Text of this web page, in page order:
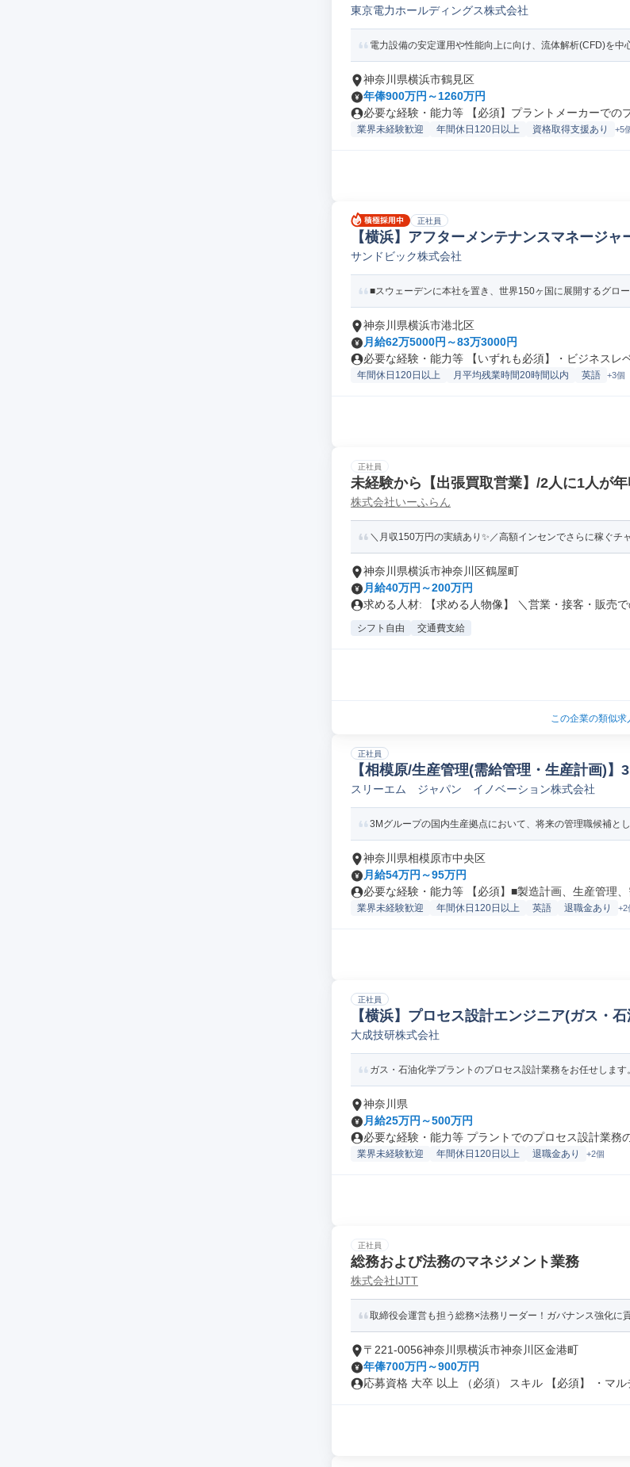
東京電力ホールディングス株式会社
電力設備の安定運用や性能向上に向け、流体解析(CFD)を
神奈川県横浜市鶴見区
年俸900万円～1260万円
必要な経験・能力等 【必須】プラントメーカーでの
業界未経験歓迎 年間休日120日以上 資格取得支援あり +5
正社員
【横浜】アフターメンテナンスマネージ
電気/電子製品法人営業
サンドビック株式会社
■スウェーデンに本社を置き、世界150ヶ国に展開するグロ
神奈川県横浜市港北区
月給62万5000円～83万3000円
必要な経験・能力等 【いずれも必須】・ビジネスレ
年間休日120日以上 月平均残業時間20時間以内 英語 +3個
正社員
未経験から【出張買取営業】/2人に1人が年
株式会社いーふらん
＼月収150万円の実績あり✨／高額インセンでさらに稼ぐチ
神奈川県横浜市神奈川区鶴屋町
月給40万円～200万円
求める人材: 【求める人物像】 ＼営業・接客・販売で
シフト自由 交通費支給
この企業の類似求
正社員
【相模原/生産管理(需給管理・生産計画)
生産計画策定
スリーエム ジャパン イノベーション株式会社
3Mグループの国内生産拠点において、将来の管理職候補と
神奈川県相模原市中央区
月給54万円～95万円
必要な経験・能力等 【必須】■製造計画、生産管理、
業界未経験歓迎 年間休日120日以上 英語 退職金あり +2
正社員
【横浜】プロセス設計エンジニア(ガス・
ントプロセス設計
大成技研株式会社
ガス・石油化学プラントのプロセス設計業務をお任せします。
神奈川県
月給25万円～500万円
必要な経験・能力等 プラントでのプロセス設計業務
業界未経験歓迎 年間休日120日以上 退職金あり +2個
正社員
総務および法務のマネジメント業務
株式会社IJTT
取締役会運営も担う総務×法務リーダー！ガバナンス強化に
〒221-0056神奈川県横浜市神奈川区金港町
年俸700万円～900万円
応募資格 大卒 以上 （必須） スキル 【必須】 ・マル